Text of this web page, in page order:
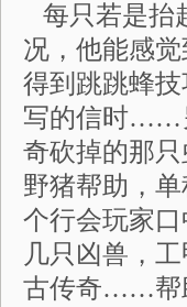
每只若是抬
况，他能感
得到跳跳蜂
写的信时……
奇砍掉的那
野猪帮助，
个行会玩家
几只凶兽，
古传奇……帮